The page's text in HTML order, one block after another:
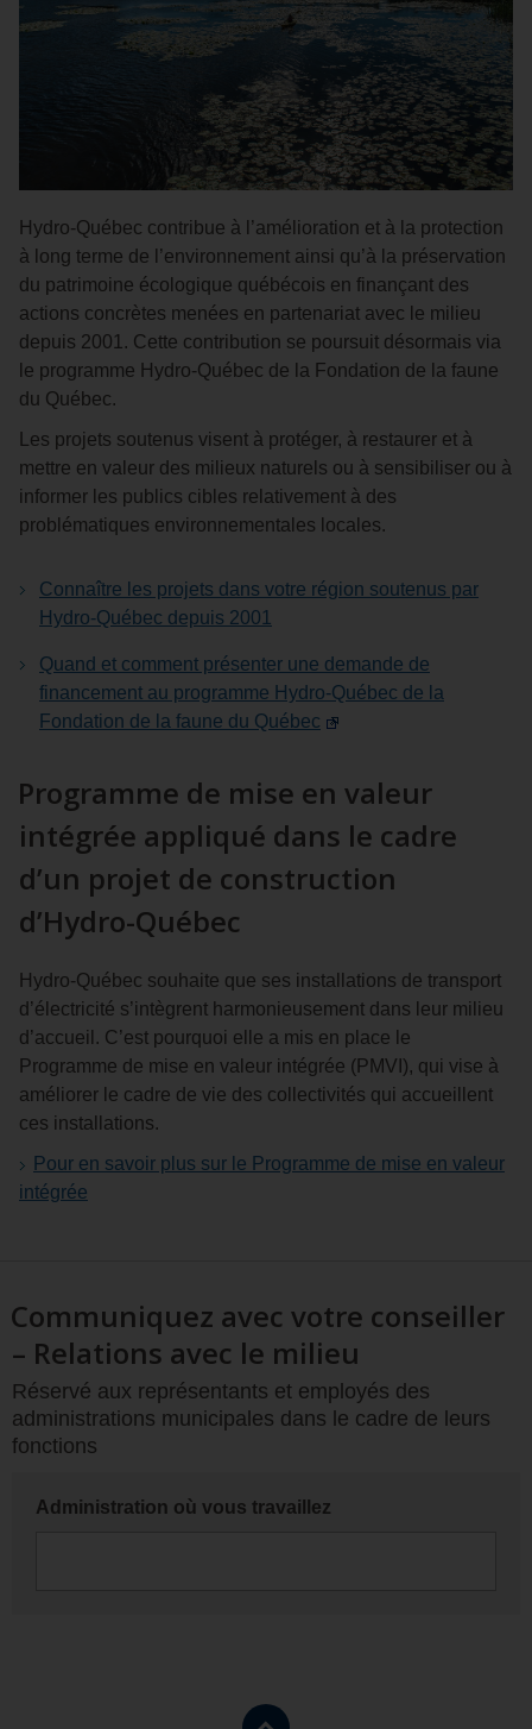
Hydro‑Québec contribue à l’amélioration et à la protection
à long terme de l’environnement ainsi qu’à la préservation
du patrimoine écologique québécois en finançant des
actions concrètes menées en partenariat avec le milieu
depuis 2001. Cette contribution se poursuit désormais via
le programme Hydro‑Québec de la Fondation de la faune
du Québec.
Les projets soutenus visent à protéger, à restaurer et à
mettre en valeur des milieux naturels ou à sensibiliser ou à
informer les publics cibles relativement à des
problématiques environnementales locales.
Connaître les projets dans votre région soutenus par
Hydro‑Québec depuis 2001
Quand et comment présenter une demande de
financement au programme Hydro‑Québec de la
Fondation de la faune du Québec
Programme de mise en valeur
intégrée appliqué dans le cadre
d’un projet de construction
d’Hydro-Québec
Hydro-Québec souhaite que ses installations de transport
d’électricité s’intègrent harmonieusement dans leur milieu
d’accueil. C’est pourquoi elle a mis en place le
Programme de mise en valeur intégrée (PMVI), qui vise à
améliorer le cadre de vie des collectivités qui accueillent
ces installations.
Pour en savoir plus sur le Programme de mise en valeur
intégrée
Communiquez avec votre conseiller
– Relations avec le milieu
Réservé aux représentants et employés des
administrations municipales dans le cadre de leurs
fonctions
Administration où vous travaillez
Retourner